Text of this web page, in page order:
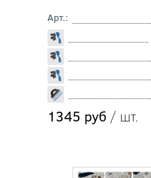
Арт.:
1345 руб / шт.